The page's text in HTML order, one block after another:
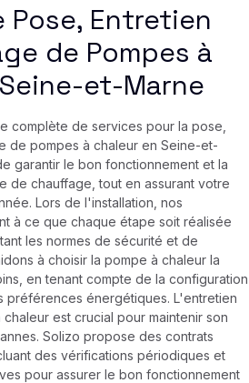
Pose, Entretien
de Pompes à
et-Marne
complète de services pour la pose,
de pompes à chaleur en Seine-et-
garantir le bon fonctionnement et la
de chauffage, tout en assurant votre
Lors de l'installation, nos
à ce que chaque étape soit réalisée
les normes de sécurité et de
à choisir la pompe à chaleur la
en tenant compte de la configuration
énergétiques. L'entretien
est crucial pour maintenir son
Solizo propose des contrats
des vérifications périodiques et
pour assurer le bon fonctionnement